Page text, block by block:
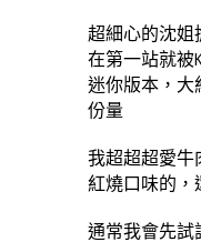
超細心的沈姐
在第一站就被
迷你版本，大
份量
我超超超愛牛
紅燒口味的，
通常我會先試